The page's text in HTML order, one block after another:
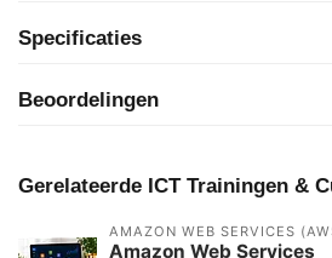
Specificaties
Beoordelingen
Gerelateerde ICT Trainingen &
AMAZON WEB SERVICES
Amazon Web Services